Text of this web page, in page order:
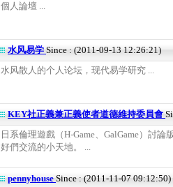
個人論壇 ...
水风易学 Since : (2011-09-13 12:26:21)
水风散人的个人论坛，现代易学研究 ...
KEY社正義兼正義使者道德維持委員會
日系倫理遊戲（H-Game、GalGame）討論
好們交流的小天地。 ...
pennyhouse Since : (2011-11-07 09:12:50)